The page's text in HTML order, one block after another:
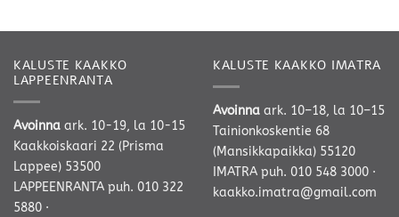
KALUSTE KAAKKO
LAPPEENRANTA
Avoinna ark. 10-19, la 10-15
Kaakkoiskaari 22 (Prisma
Lappee) 53500
LAPPEENRANTA puh. 010 322
5880 ·
KALUSTE KAAKKO IMATRA
Avoinna ark. 10–18, la 10–15
Tainionkoskentie 68
(Mansikkapaikka) 55120
IMATRA puh. 010 548 3000 ·
kaakko.imatra@gmail.com